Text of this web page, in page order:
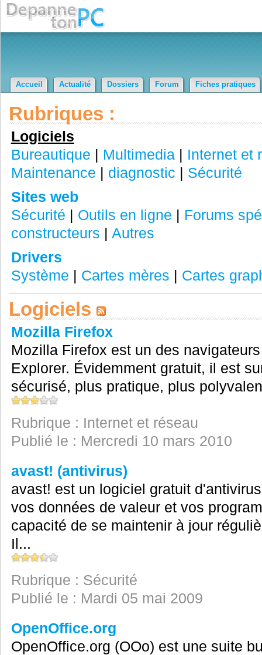
Accueil Actualité Dossiers Forum Fiches pratiques
Rubriques :
Logiciels
Bureautique | Multimedia| Internet et
Maintenance | diagnostic | Sécurité
Sites web
Sécurité | Outils en ligne | Forums
constructeurs | Autres
Drivers
Système | Cartes mères | Cartes
Logiciels
Mozilla Firefox
Mozilla Firefox est un des
Explorer. Évidemment gratuit, il est
sécurisé, plus pratique, plus
Rubrique : Internet et réseau
Publié le : Mercredi 10 mars 2010
avast! (antivirus)
avast! est un logiciel gratuit
vos données de valeur et vos
capacité de se maintenir à jour
Il...
Rubrique : Sécurité
Publié le : Mardi 05 mai 2009
OpenOffice.org
OpenOffice.org (OOo) est une suite